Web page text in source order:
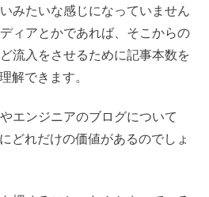
みたいな感じになっていません
ィアとかであれば、そこからの
流入をさせるために記事本数を
解できます。
エンジニアのブログについて
どれだけの価値があるのでしょ